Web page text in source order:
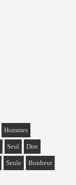
Hommes
Seul Dire
Seule Bonheur